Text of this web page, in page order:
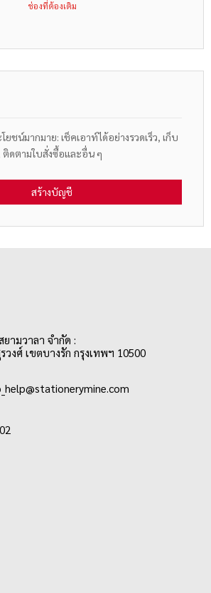
ชน์มากมาย: เช็คเอาท์ได้อย่างรวดเร็ว, เก็บ
ดตามใบสั่งซื้อและอื่น ๆ
สร้างบัญชี
ามวาลา จำกัด :
งศ์ เขตบางรัก กรุงเทพฯ 10500